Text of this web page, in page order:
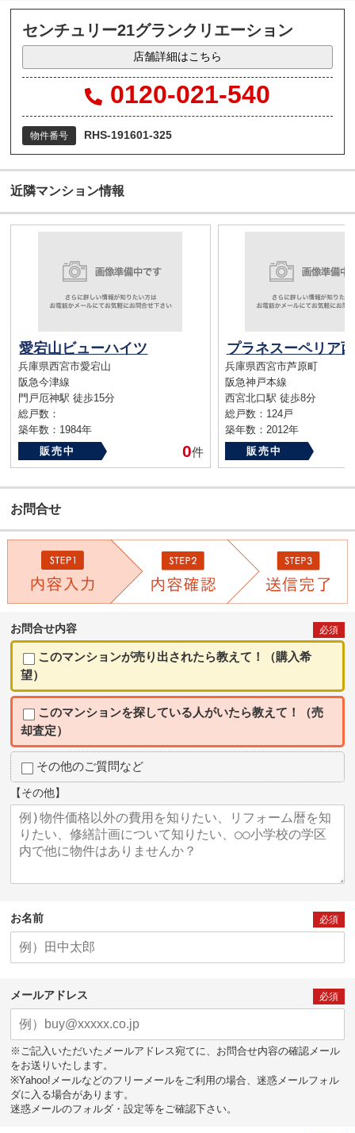
センチュリー21グランクリエーション
店舗詳細はこちら
0120-021-540
物件番号 RHS-191601-325
近隣マンション情報
愛宕山ビューハイツ
兵庫県西宮市愛宕山
阪急今津線
門戸厄神駅 徒歩15分
総戸数：
築年数：1984年
販売中
0件
プラネスーペリア
兵庫県西宮市芦原町
阪急神戸本線
西宮北口駅 徒歩8分
総戸数：124戸
築年数：2012年
販売中
お問合せ
お問合せ内容 必須
このマンションが売り出されたら教えて！（購入希
望）
このマンションを探している人がいたら教えて！（売
却査定）
その他のご質問など
【その他】
お名前 必須
メールアドレス 必須
※ご記入いただいたメールアドレス宛てに、お問合せ内容の確認メール
をお送りいたします。
※Yahoo!メールなどのフリーメールをご利用の場合、迷惑メールフォル
ダに入る場合があります。
迷惑メールのフォルダ・設定等をご確認下さい。